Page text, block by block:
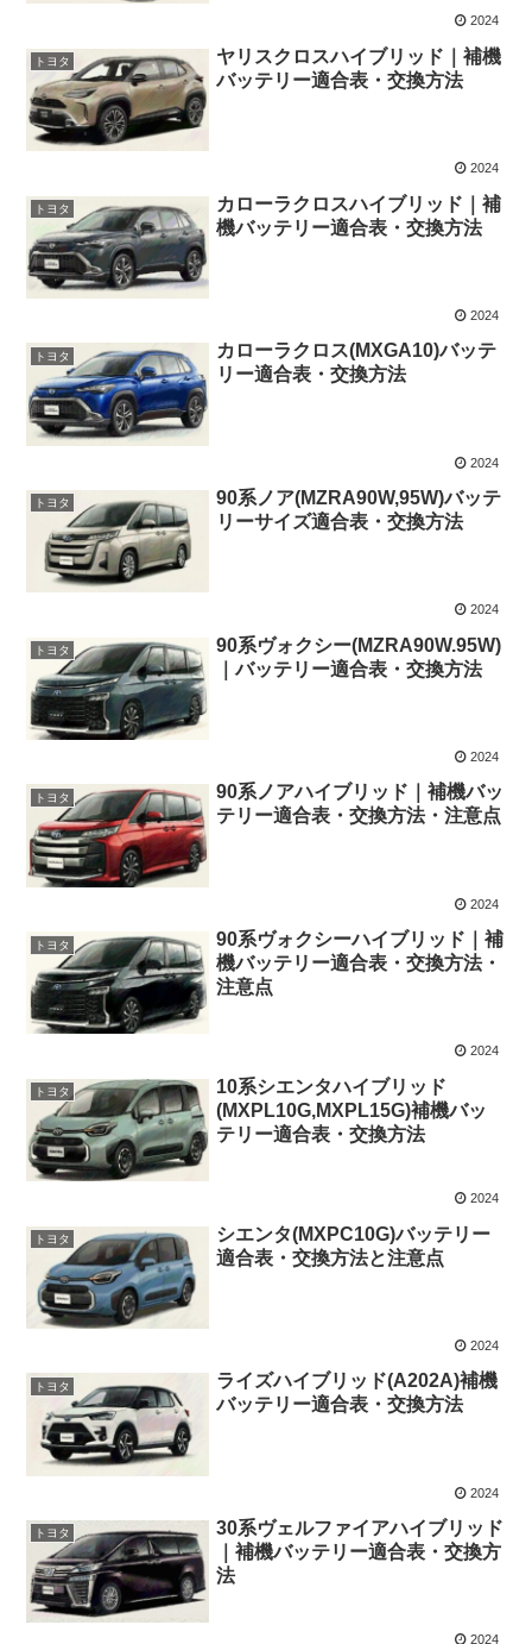
2024
トヨタ
ヤリスクロスハイブリッド｜補機
バッテリー適合表・交換方法
2024
トヨタ
カローラクロスハイブリッド｜補
機バッテリー適合表・交換方法
2024
トヨタ
カローラクロス(MXGA10)バッテ
リー適合表・交換方法
2024
トヨタ
90系ノア(MZRA90W,95W)バッテ
リーサイズ適合表・交換方法
2024
トヨタ
90系ヴォクシー(MZRA90W.95W)
｜バッテリー適合表・交換方法
2024
トヨタ
90系ノアハイブリッド｜補機バッ
テリー適合表・交換方法・注意点
2024
トヨタ
90系ヴォクシーハイブリッド｜補
機バッテリー適合表・交換方法・
注意点
2024
トヨタ
10系シエンタハイブリッド
(MXPL10G,MXPL15G)補機バッ
テリー適合表・交換方法
2024
トヨタ
シエンタ(MXPC10G)バッテリー
適合表・交換方法と注意点
2024
トヨタ
ライズハイブリッド(A202A)補機
バッテリー適合表・交換方法
2024
トヨタ
30系ヴェルファイアハイブリッド
｜補機バッテリー適合表・交換方
法
2024